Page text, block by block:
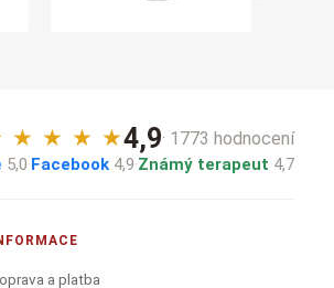
★ ★ ★ ★4,9· 1773 hodnocení
5,0·Facebook 4,9·Známý terapeut 4,7
a platba